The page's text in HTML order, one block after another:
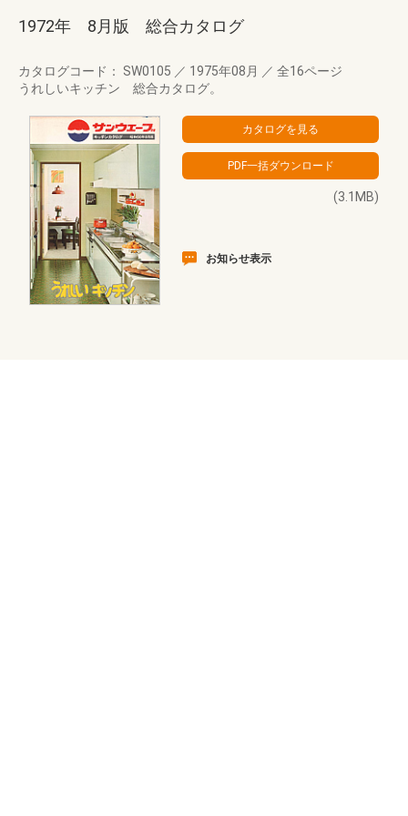
1972年 8月版 総合カタログ
カタログコード： SW0105 ／ 1975年08月 ／ 全16ページ
うれしいキッチン 総合カタログ。
(3.1MB)
お知らせ表示